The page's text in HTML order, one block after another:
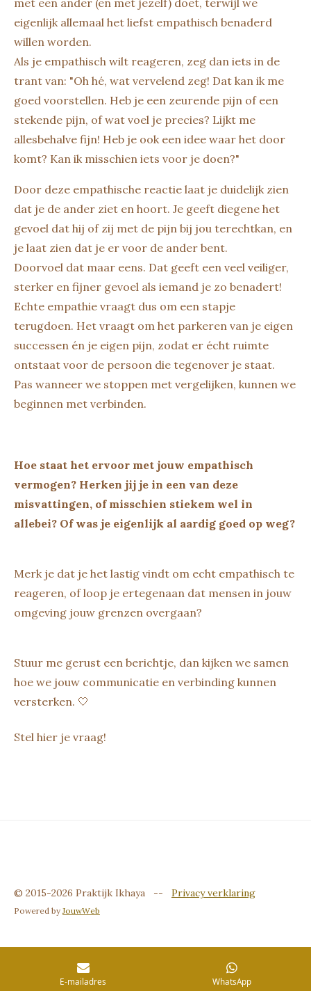
met een ander (en met jezelf) doet, terwijl we
eigenlijk allemaal het liefst empathisch benaderd
willen worden.
Als je empathisch wilt reageren, zeg dan iets in de
trant van: "Oh hé, wat vervelend zeg! Dat kan ik me
goed voorstellen. Heb je een zeurende pijn of een
stekende pijn, of wat voel je precies? Lijkt me
allesbehalve fijn! Heb je ook een idee waar het door
komt? Kan ik misschien iets voor je doen?"
Door deze empathische reactie laat je duidelijk zien
dat je de ander ziet en hoort. Je geeft diegene het
gevoel dat hij of zij met de pijn bij jou terechtkan, en
je laat zien dat je er voor de ander bent.
Doorvoel dat maar eens. Dat geeft een veel veiliger,
sterker en fijner gevoel als iemand je zo benadert!
Echte empathie vraagt dus om een stapje
terugdoen. Het vraagt om het parkeren van je eigen
successen én je eigen pijn, zodat er écht ruimte
ontstaat voor de persoon die tegenover je staat.
Pas wanneer we stoppen met vergelijken, kunnen we
beginnen met verbinden.
Hoe staat het ervoor met jouw empathisch
vermogen? Herken jij je in een van deze
misvattingen, of misschien stiekem wel in
allebei? Of was je eigenlijk al aardig goed op weg?
Merk je dat je het lastig vindt om echt empathisch te
reageren, of loop je ertegenaan dat mensen in jouw
omgeving jouw grenzen overgaan?
Stuur me gerust een berichtje, dan kijken we samen
hoe we jouw communicatie en verbinding kunnen
versterken. 🤍
Stel hier je vraag!
© 2015-2026 Praktijk Ikhaya -- Privacy verklaring
Powered byJouwWeb
E-mailadres WhatsApp